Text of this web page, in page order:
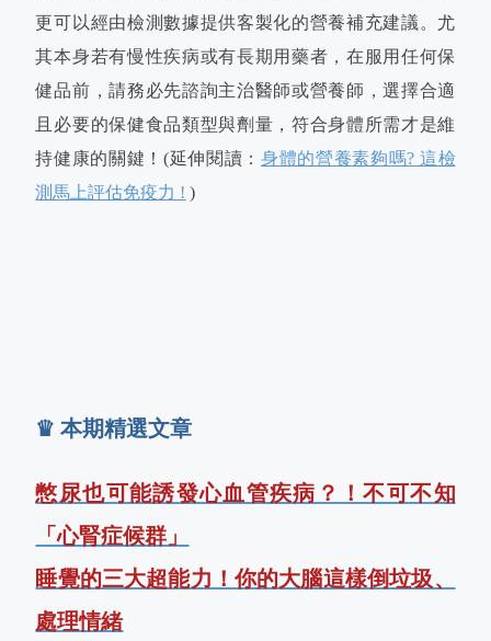
更可以經由檢測數據提供客製化的營養補充建議。尤
其本身若有慢性疾病或有長期用藥者，在服用任何保
健品前，請務必先諮詢主治醫師或營養師，選擇合適
且必要的保健食品類型與劑量，符合身體所需才是維
持健康的關鍵！(延伸閱讀： 身體的營養素夠嗎? 這檢
測馬上評估免疫力 ! )
♛ 本期精選文章
憋尿也可能誘發心血管疾病？！不可不知
「心腎症候群」
睡覺的三大超能力！你的大腦這樣倒垃圾、
處理情緒